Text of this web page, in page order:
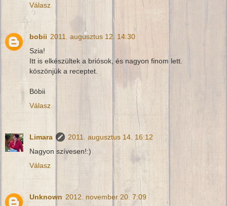
Válasz
bobii 2011. augusztus 12. 14:30
Szia!
Itt is elkészültek a briósok, és nagyon finom lett.
köszönjük a receptet.
Böbii
Válasz
Limara
2011. augusztus 14. 16:12
Nagyon szívesen!:)
Válasz
Unknown 2012. november 20. 7:09